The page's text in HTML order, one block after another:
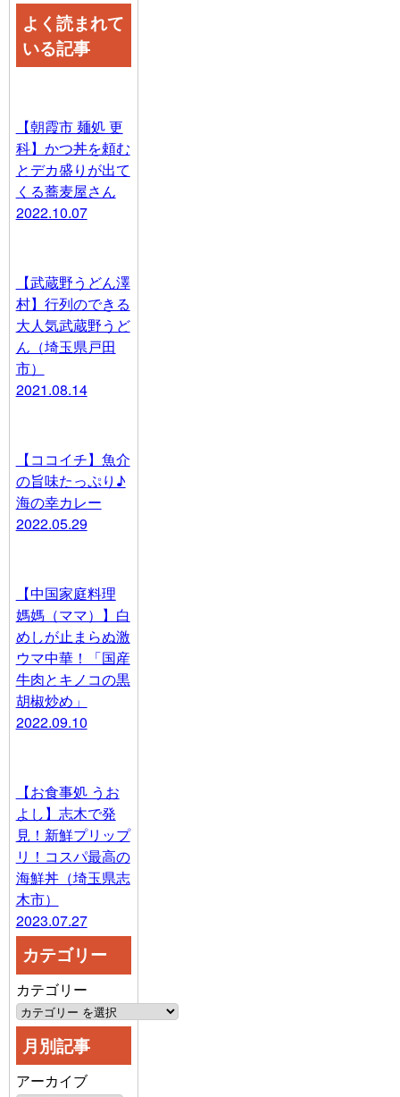
よく読まれて
いる記事
【朝霞市 麺処 更
科】かつ丼を頼む
とデカ盛りが出て
くる蕎麦屋さん
2022.10.07
【武蔵野うどん澤
村】行列のできる
大人気武蔵野うど
ん（埼玉県戸田
市）
2021.08.14
【ココイチ】魚介
の旨味たっぷり♪
海の幸カレー
2022.05.29
【中国家庭料理
媽媽（ママ）】白
めしが止まらぬ激
ウマ中華！「国産
牛肉とキノコの黒
胡椒炒め」
2022.09.10
【お食事処 うお
よし】志木で発
見！新鮮プリップ
リ！コスパ最高の
海鮮丼（埼玉県志
木市）
2023.07.27
カテゴリー
カテゴリー
月別記事
アーカイブ